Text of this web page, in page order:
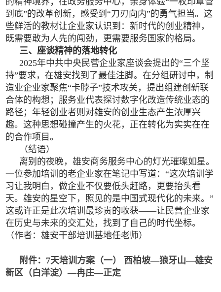
到底”的改革创新，感受到“刀刃向内”的勇气担当。这
些鲜活的教材让企业家认识到：新时代的创业精神，
既需要敢为人先的闯劲，更需要服务国家的格局。
三、座谈精神的落地转化
2025年中共中央民营企业家座谈会提出的“三个坚
持”要求，在雄安找到了最佳注脚。在分组研讨中，制
造业企业家聚焦“卡脖子”技术攻关，提出组建创新联
合体的构想；服务业代表探讨数字化改造传统业态的
路径；年轻创业者则对雄安的创业生态产生浓厚兴
趣。这种思想碰撞产生的火花，正在转化为实实在在
的合作项目。
（结语）
离别的夜晚，雄安商务服务中心的灯光璀璨如星。
一位参加培训的老企业家在笔记中写道：“这次培训学
习让我明白，做企业不仅要低头赶路，更要抬头看
天。雄安的星空下，照见的是中国式现代化的未来。”
这或许正是此次培训最珍贵的收获——让民营企业家
在历史与未来的交汇处，找到了自己的时代坐标。
（作者：雄安干部培训基地任老师）
附件：7天培训方案（一） 西柏坡—狼牙山—雄安
新区（白洋淀）—冉庄—正定